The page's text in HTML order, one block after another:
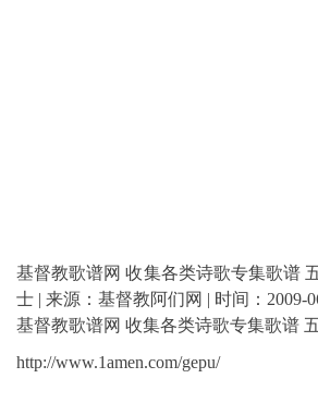
基督教歌谱网 收集各类诗歌专集歌谱
士 | 来源：基督教阿们网 | 时间：2009-
基督教歌谱网 收集各类诗歌专集歌谱
http://www.1amen.com/gepu/